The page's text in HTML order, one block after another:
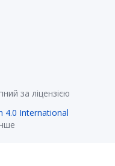
за ліцензією
4.0 International